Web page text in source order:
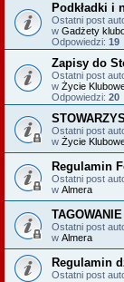
Podkładki i
Ostatni post
w Gadżety
Odpowiedzi: 19
Zapisy do
Ostatni post
w Życie
Odpowiedzi: 20
Ostatni post
w Życie
Regulamin
Ostatni post
w Almera
Ostatni post
w Almera
Regulamin
Ostatni post